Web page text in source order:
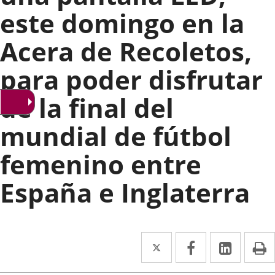
este domingo en la
Acera de Recoletos,
para poder disfrutar
de la final del
mundial de fútbol
femenino entre
España e Inglaterra
Twitter
Enlace
a
Facebook
Enlace
a
Enlace
a